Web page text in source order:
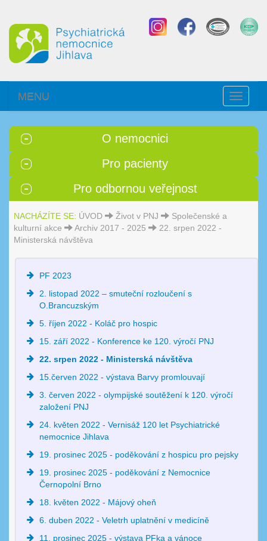
Toggle
MENU
O nemocnici
Pro pacienty
Pro odbornou veřejnost
NACHÁZÍTE SE: ÚVOD Život v PNJ
Společenské a
kulturní akce
Archiv 2017 - 2025
22. srpen 2022 -
Ministerská návštěva
PF 2023
2. listopad 2022 – smuteční rozloučení s
O.Brancuzským
5. říjen 2022 - Koláč pro hospic
15. září 2022 - Konference ke 120. výročí PNJ
22. srpen 2022 - Ministerská návštěva
15.červen 2022 - výstava Barvy promlouvají
3. červen 2022 - olympijské soutěžení k 120. výročí
založení PNJ
24. květen 2022 - Vernisáž 120 let Psychiatrické
nemocnice Jihlava
19. prosinec 2025 - poděkování z hospicu pro pejsky
19. prosinec 2025 - poděkování z Nemocnice
Černopolní Brno
18. květen 2022 - Májový oheň
6. duben 2022 - Veletrh uplatnění v medicíně
11. prosinec 2025 - výstava PFka a vánoce